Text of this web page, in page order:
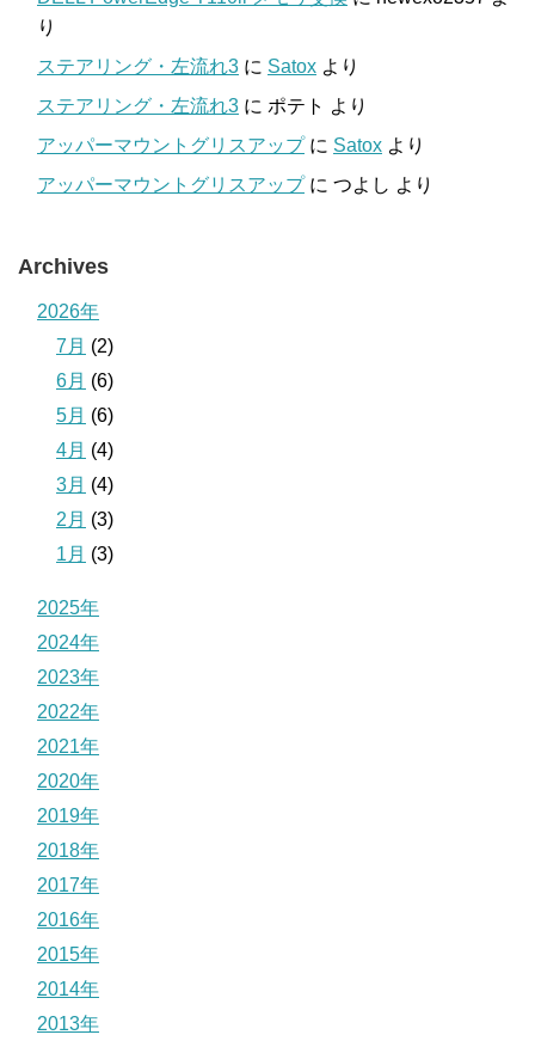
り
ステアリング・左流れ3 に Satox より
ステアリング・左流れ3 に ポテト より
アッパーマウントグリスアップに Satox より
アッパーマウントグリスアップに つよし より
Archives
2026年
7月 (2)
6月 (6)
5月 (6)
4月 (4)
3月 (4)
2月 (3)
1月 (3)
2025年
2024年
2023年
2022年
2021年
2020年
2019年
2018年
2017年
2016年
2015年
2014年
2013年